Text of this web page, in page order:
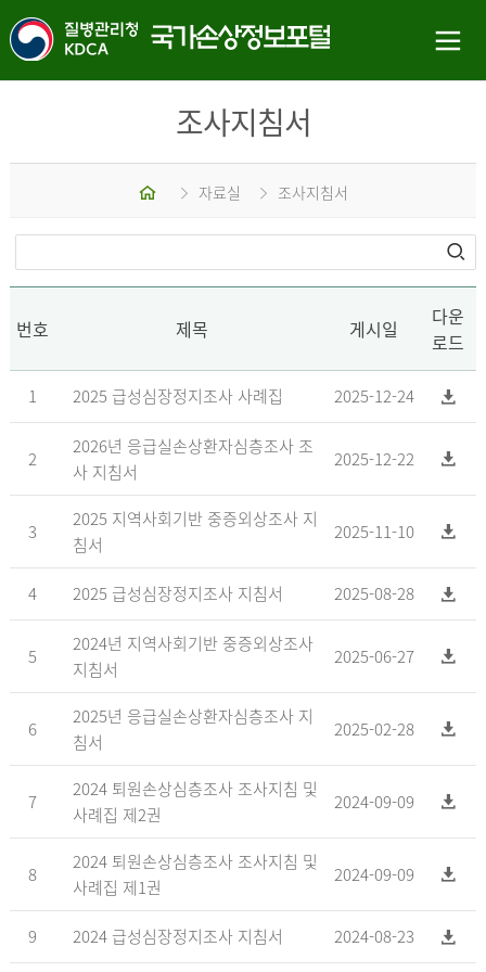
조사지침서
홈 자료실 조사지침서
번호 제목 게시일
다운
로드
1 2025 급성심장정지조사 사례집 2025-12-24
2
2026년 응급실손상환자심층조사 조
사 지침서
2025-12-22
3
2025 지역사회기반 중증외상조사 지
침서
2025-11-10
4 2025 급성심장정지조사 지침서 2025-08-28
5
2024년 지역사회기반 중증외상조사
지침서
2025-06-27
6
2025년 응급실손상환자심층조사 지
침서
2025-02-28
7
2024 퇴원손상심층조사 조사지침 및
사례집 제2권
2024-09-09
8
2024 퇴원손상심층조사 조사지침 및
사례집 제1권
2024-09-09
9 2024 급성심장정지조사 지침서 2024-08-23